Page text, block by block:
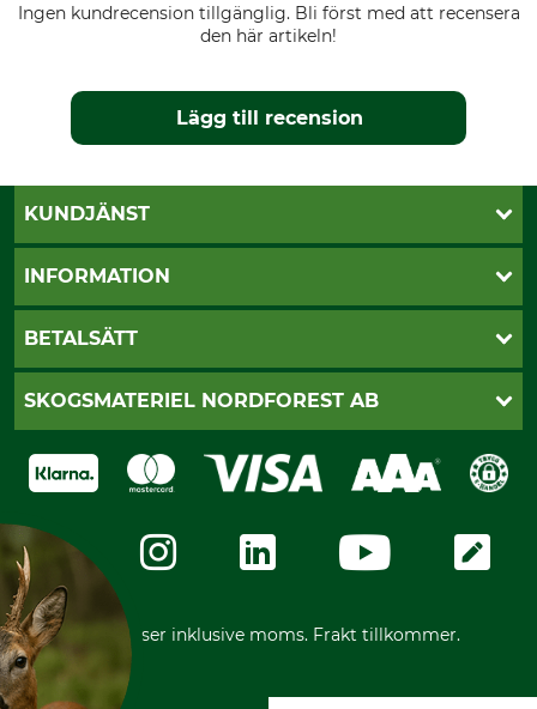
Ingen kundrecension tillgänglig. Bli först med att recensera
den här artikeln!
Lägg till recension
KUNDJÄNST
Öppettider
Vanliga frågor
INFORMATION
Butik Vansbro
Dataskydd
Ångerrätt
Ångerrätt för din beställning
Reklamationer
Frakter
BETALSÄTT
Klarna
Swish
SKOGSMATERIEL NORDFOREST AB
Om oss
GRUBE-Gruppen
Karriär
Vår personal
Varumärken
Mässor
Instagram TOS
Media
*Alla priser inklusive moms. Frakt tillkommer.